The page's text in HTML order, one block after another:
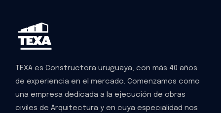
TEXA es Constructora uruguaya, con más 40 años
de experiencia en el mercado. Comenzamos como
una empresa dedicada a la ejecución de obras
civiles de Arquitectura y en cuya especialidad nos